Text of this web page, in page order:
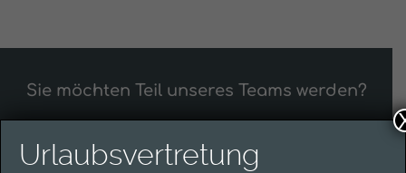
Sie möchten Teil unseres Teams werden?
Urlaubsvertretung